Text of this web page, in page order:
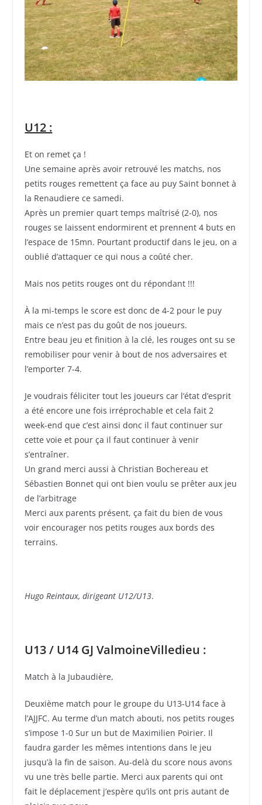
U12 :
Et on remet ça !
Une semaine après avoir retrouvé les matchs, nos
petits rouges remettent ça face au puy Saint bonnet à
la Renaudiere ce samedi.
Après un premier quart temps maîtrisé (2-0), nos
rouges se laissent endormirent et prennent 4 buts en
l’espace de 15mn. Pourtant productif dans le jeu, on a
oublié d’attaquer ce qui nous a coûté cher.
Mais nos petits rouges ont du répondant !!!
À la mi-temps le score est donc de 4-2 pour le puy
mais ce n’est pas du goût de nos joueurs.
Entre beau jeu et finition à la clé, les rouges ont su se
remobiliser pour venir à bout de nos adversaires et
l’emporter 7-4.
Je voudrais féliciter tout les joueurs car l’état d’esprit
a été encore une fois irréprochable et cela fait 2
week-end que c’est ainsi donc il faut continuer sur
cette voie et pour ça il faut continuer à venir
s’entraîner.
Un grand merci aussi à Christian Bochereau et
Sébastien Bonnet qui ont bien voulu se prêter aux jeu
de l’arbitrage
Merci aux parents présent, ça fait du bien de vous
voir encourager nos petits rouges aux bords des
terrains.
Hugo Reintaux, dirigeant U12/U13.
U13 / U14 GJ ValmoineVilledieu :
Match à la Jubaudière,
Deuxième match pour le groupe du U13-U14 face à
l’AJJFC. Au terme d’un match abouti, nos petits rouges
s’impose 1-0 Sur un but de Maximilien Poirier. Il
faudra garder les mêmes intentions dans le jeu
jusqu’à la fin de saison. Au-delà du score nous avons
vu une très belle partie. Merci aux parents qui ont
fait le déplacement j’espère qu’ils ont pris autant de